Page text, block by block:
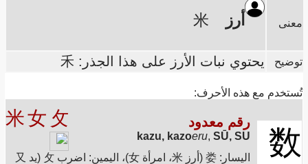
معنى أرز
توضيح يحتوي نبات الأرز على هذا الجذر: 禾
تُستخدم مع هذه الأحرف:
数
رقم معدود
kazu, kazoeru, SŪ, SU
米女 攵
اليسار: 娄 (أرز 米، امرأة 女)، اليمين: اضرب 攵 (يد 又